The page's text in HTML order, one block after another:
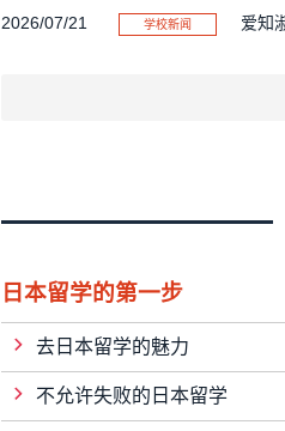
2026/07/21 学校新闻 爱知
武
武
2026/07/09 学校新闻
2026/07/03 学校新闻 武藏
2026/07/03 学校新闻 武藏
2026/07/03 武
日本留学的第一步
去日本留学的魅力
不允许失败的日本留学